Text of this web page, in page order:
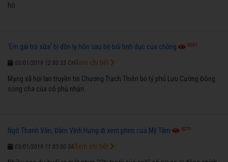
hộ.
'Em gái trà sữa' bị đồn ly hôn sau bê bối tình dục của chồng 6591
03/01/2019 12:03:33 CH
Mạng xã hội lan truyền tin Chương Trạch Thiên bỏ tỷ phú Lưu Cường Đông
song cha của cô phủ nhận.
Xem chi tiết
Ngô Thanh Vân, Đàm Vĩnh Hưng đi xem phim của Mỹ Tâm 6270
03/01/2019 11:03:00 SAXem chi tiết